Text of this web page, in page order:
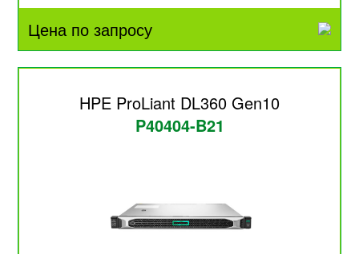
Цена по запросу
HPE ProLiant DL360 Gen10
P40404-B21